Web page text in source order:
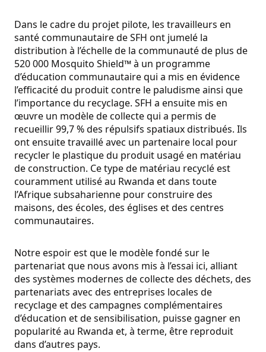
Dans le cadre du projet pilote, les travailleurs en
santé communautaire de SFH ont jumelé la
distribution à l’échelle de la communauté de plus de
520 000 Mosquito Shield™ à un programme
d’éducation communautaire qui a mis en évidence
l’efficacité du produit contre le paludisme ainsi que
l’importance du recyclage. SFH a ensuite mis en
œuvre un modèle de collecte qui a permis de
recueillir 99,7 % des répulsifs spatiaux distribués. Ils
ont ensuite travaillé avec un partenaire local pour
recycler le plastique du produit usagé en matériau
de construction. Ce type de matériau recyclé est
couramment utilisé au Rwanda et dans toute
l’Afrique subsaharienne pour construire des
maisons, des écoles, des églises et des centres
communautaires.
Notre espoir est que le modèle fondé sur le
partenariat que nous avons mis à l’essai ici, alliant
des systèmes modernes de collecte des déchets, des
partenariats avec des entreprises locales de
recyclage et des campagnes complémentaires
d’éducation et de sensibilisation, puisse gagner en
popularité au Rwanda et, à terme, être reproduit
dans d’autres pays.